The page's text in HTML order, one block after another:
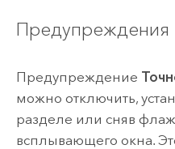
Предупреждения
Предупреждение
можно отключить,
разделе или сняв
всплывающего окна.